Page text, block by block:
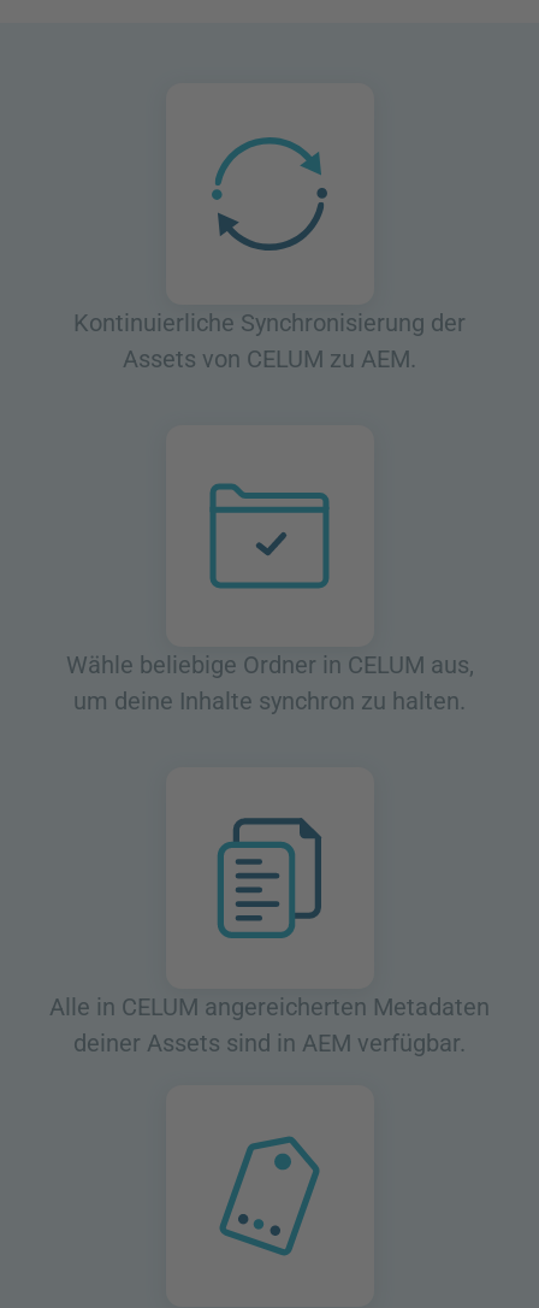
Kontinuierliche Synchronisierung der
Assets von CELUM zu AEM.
Wähle beliebige Ordner in CELUM aus,
um deine Inhalte synchron zu halten.
Alle in CELUM angereicherten Metadaten
deiner Assets sind in AEM verfügbar.